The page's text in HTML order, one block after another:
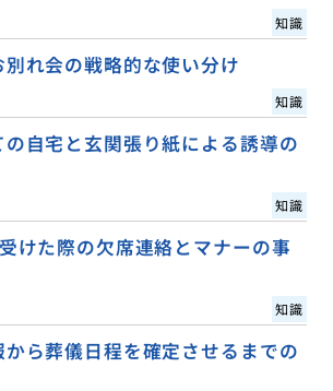
知識
れ会の戦略的な使い分け
知識
自宅と玄関張り紙による誘導の
知識
けた際の欠席連絡とマナーの事
知識
ら葬儀日程を確定させるまでの